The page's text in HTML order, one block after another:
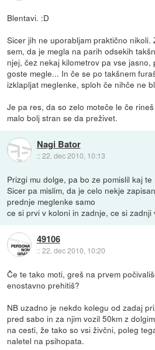
Blentavi. :D
Sicer jih ne uporabljam praktično nikoli.
sem, da je megla na parih odsekih
njej, čez nekaj kilometrov pa vse
goste megle... In če se po takšnem
izklapljat meglenke, sploh če nihče ne
Je pa res, da so zelo moteče le če
malo bolj stran se da preživet.
Nagi Bator
::22. dec 2010, 10:13
Prizgi mu dolge, pa bo ze pomislil kaj te
Sicer pa mislim, da je celo nekje
prednje meglenke samo
ce si prvi v koloni in zadnje, ce si zadnji
49106
::22. dec 2010, 10:20
Če te tako moti, greš na prvem
enostavno prehitiš?
NB uzadno je nekdo kolegu od zadaj
pred sabo in za njim vozil 50km z
na cesti, že tako so vsi živčni, poleg
naletel na psihopata.